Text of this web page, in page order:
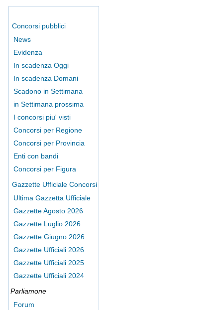
Concorsi pubblici
News
Evidenza
In scadenza Oggi
In scadenza Domani
Scadono in Settimana
in Settimana prossima
I concorsi piu' visti
Concorsi per Regione
Concorsi per Provincia
Enti con bandi
Concorsi per Figura
Gazzette Ufficiale Concorsi
Ultima Gazzetta Ufficiale
Gazzette Agosto 2026
Gazzette Luglio 2026
Gazzette Giugno 2026
Gazzette Ufficiali 2026
Gazzette Ufficiali 2025
Gazzette Ufficiali 2024
Parliamone
Forum